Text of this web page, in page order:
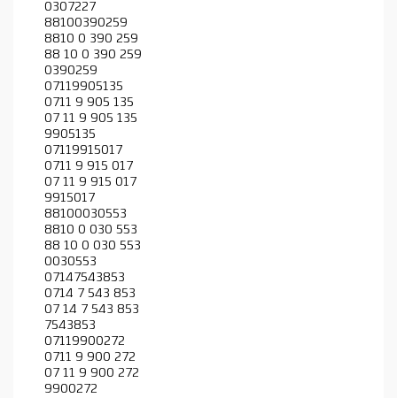
0307227
88100390259
8810 0 390 259
88 10 0 390 259
0390259
07119905135
0711 9 905 135
07 11 9 905 135
9905135
07119915017
0711 9 915 017
07 11 9 915 017
9915017
88100030553
8810 0 030 553
88 10 0 030 553
0030553
07147543853
0714 7 543 853
07 14 7 543 853
7543853
07119900272
0711 9 900 272
07 11 9 900 272
9900272